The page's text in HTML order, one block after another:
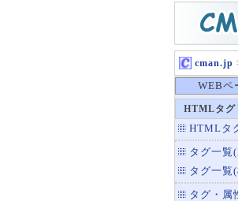
cman.jp
WEBペ
HTMLタグ
HTMLタ
タグ一覧
タグ一覧
タグ・属